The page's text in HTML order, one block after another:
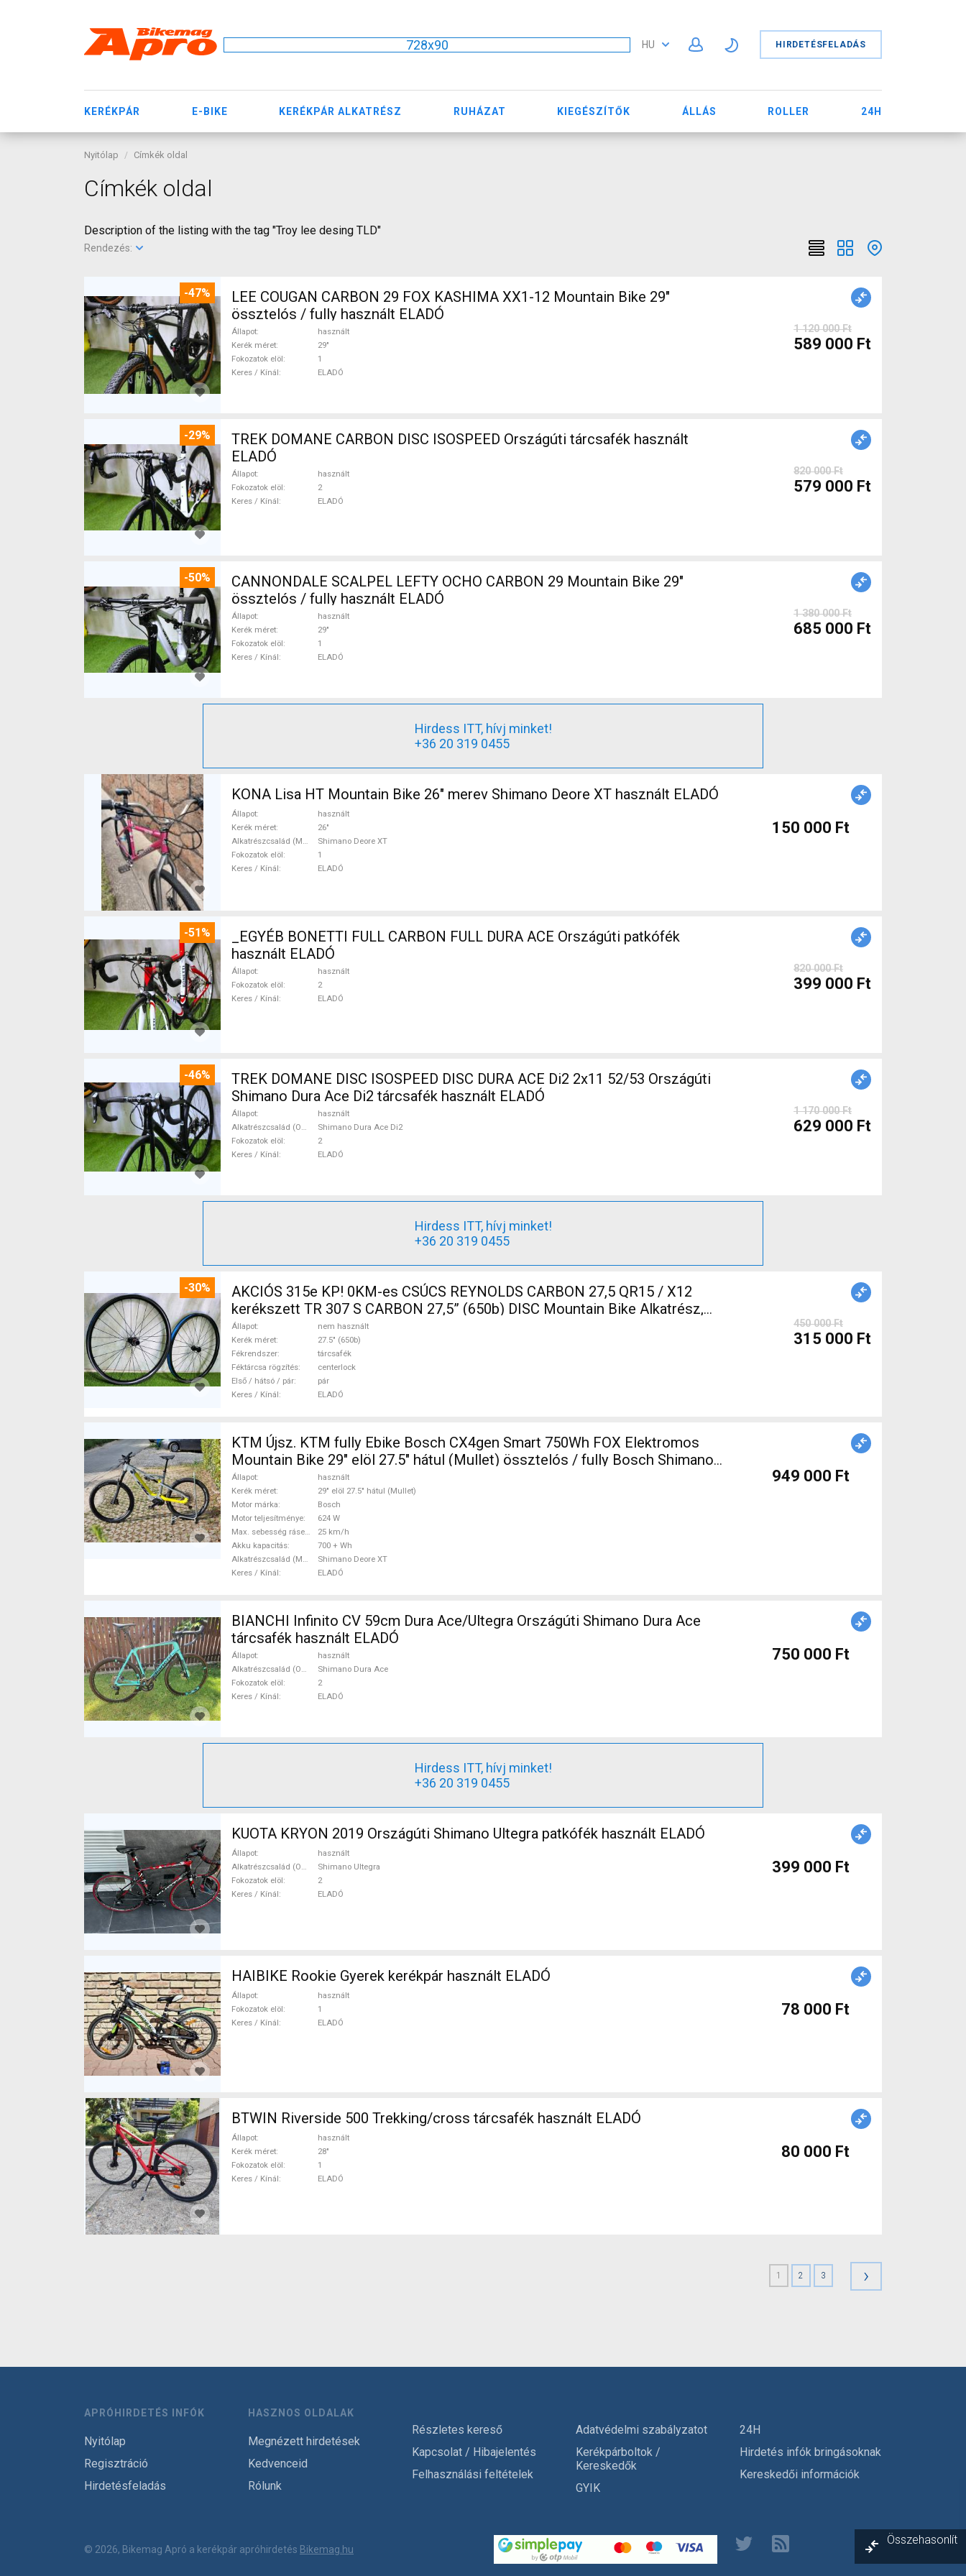
728x90 HU HIRDETÉSFELADÁS
KERÉKPÁR E-BIKE KERÉKPÁR ALKATRÉSZ RUHÁZAT KIEGÉSZÍTŐK ÁLLÁS ROLLER 24H
Nyitólap Címkék oldal
Címkék oldal
Description of the listing with the tag "Troy lee desing TLD"
Rendezés:
-47%
LEE COUGAN CARBON 29 FOX KASHIMA XX1-12 Mountain Bike 29"
össztelós / fully használt ELADÓ
Állapot
használt
Kerék méret
29"
Fokozatok elöl
1
Keres / Kínál
ELADÓ
1 120 000 Ft
589 000 Ft
-29%
TREK DOMANE CARBON DISC ISOSPEED Országúti tárcsafék használt
ELADÓ
Állapot
használt
Fokozatok elöl
2
Keres / Kínál
ELADÓ
820 000 Ft
579 000 Ft
-50%
CANNONDALE SCALPEL LEFTY OCHO CARBON 29 Mountain Bike 29"
össztelós / fully használt ELADÓ
Állapot
használt
Kerék méret
29"
Fokozatok elöl
1
Keres / Kínál
ELADÓ
1 380 000 Ft
685 000 Ft
Hirdess ITT, hívj minket!
+36 20 319 0455
KONA Lisa HT Mountain Bike 26" merev Shimano Deore XT használt ELADÓ
Állapot
használt
Kerék méret
26"
Alkatrészcsalád (MTB)
Shimano Deore XT
Fokozatok elöl
1
Keres / Kínál
ELADÓ
150 000 Ft
-51%
_EGYÉB BONETTI FULL CARBON FULL DURA ACE Országúti patkófék
használt ELADÓ
Állapot
használt
Fokozatok elöl
2
Keres / Kínál
ELADÓ
820 000 Ft
399 000 Ft
-46%
TREK DOMANE DISC ISOSPEED DISC DURA ACE Di2 2x11 52/53 Országúti
Shimano Dura Ace Di2 tárcsafék használt ELADÓ
Állapot
használt
Alkatrészcsalád (Outi)
Shimano Dura Ace Di2
Fokozatok elöl
2
Keres / Kínál
ELADÓ
1 170 000 Ft
629 000 Ft
Hirdess ITT, hívj minket!
+36 20 319 0455
-30%
AKCIÓS 315e KP! 0KM-es CSÚCS REYNOLDS CARBON 27,5 QR15 / X12
kerékszett TR 307 S CARBON 27,5” (650b) DISC Mountain Bike Alkatrész,
MTB Kerék / Felni / Gumi 27.5" (650b) nem használt ELADÓ
Állapot
nem használt
Kerék méret
27.5" (650b)
Fékrendszer
tárcsafék
Féktárcsa rögzítés
centerlock
Első / hátsó / pár
pár
Keres / Kínál
ELADÓ
450 000 Ft
315 000 Ft
KTM Újsz. KTM fully Ebike Bosch CX4gen Smart 750Wh FOX Elektromos
Mountain Bike 29" elöl 27.5" hátul (Mullet) össztelós / fully Bosch Shimano
Deore XT használt ELADÓ
Állapot
használt
Kerék méret
29" elöl 27.5" hátul (Mullet)
Motor márka
Bosch
Motor teljesítménye
624 W
Max. sebesség rásegítéssel
25 km/h
Akku kapacitás
700 + Wh
Alkatrészcsalád (MTB)
Shimano Deore XT
Keres / Kínál
ELADÓ
949 000 Ft
BIANCHI Infinito CV 59cm Dura Ace/Ultegra Országúti Shimano Dura Ace
tárcsafék használt ELADÓ
Állapot
használt
Alkatrészcsalád (Outi)
Shimano Dura Ace
Fokozatok elöl
2
Keres / Kínál
ELADÓ
750 000 Ft
Hirdess ITT, hívj minket!
+36 20 319 0455
KUOTA KRYON 2019 Országúti Shimano Ultegra patkófék használt ELADÓ
Állapot
használt
Alkatrészcsalád (Outi)
Shimano Ultegra
Fokozatok elöl
2
Keres / Kínál
ELADÓ
399 000 Ft
HAIBIKE Rookie Gyerek kerékpár használt ELADÓ
Állapot
használt
Fokozatok elöl
1
Keres / Kínál
ELADÓ
78 000 Ft
BTWIN Riverside 500 Trekking/cross tárcsafék használt ELADÓ
Állapot
használt
Kerék méret
28"
Fokozatok elöl
1
Keres / Kínál
ELADÓ
80 000 Ft
1 2 3 ›
APRÓHIRDETÉS INFÓK
Nyitólap
Regisztráció
Hirdetésfeladás
HASZNOS OLDALAK
Megnézett hirdetések
Kedvenceid
Rólunk
Részletes kereső
Kapcsolat / Hibajelentés
Felhasználási feltételek
Adatvédelmi szabályzatot
Kerékpárboltok /
Kereskedők
GYIK
24H
Hirdetés infók bringásoknak
Kereskedői információk
© 2026, Bikemag Apró a kerékpár apróhirdetés Bikemag.hu
Összehasonlít